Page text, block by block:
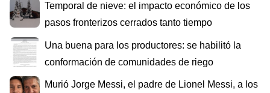
Temporal de nieve: el impacto económico de los
pasos fronterizos cerrados tanto tiempo
Una buena para los productores: se habilitó la
conformación de comunidades de riego
Murió Jorge Messi, el padre de Lionel Messi, a los